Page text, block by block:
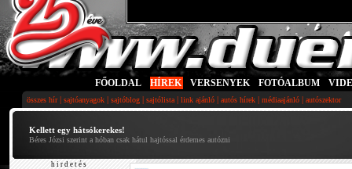
FŐOLDAL HÍREK VERSENYEK FOTÓALBUM
összes hír| sajtóanyagok | sajtóblog | sajtólista | link ajánló | autós hírek | médiaajánló | autószektor
Kellett egy hátsókerekes!
Béres Józsi szerint a hóban csak hátul hajtóssal érdemes autózni
h i r d e t é s